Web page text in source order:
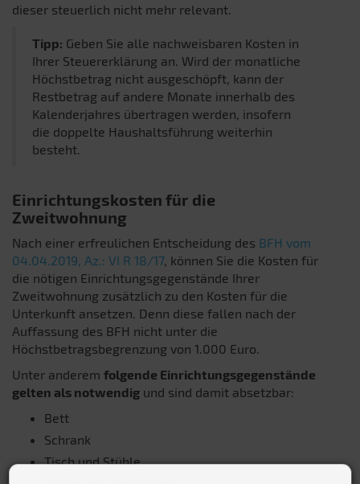
dieser steuerlich nicht mehr relevant.
Tipp: Geben Sie alle nachweisbaren Kosten in
Ihrer Steuererklärung an. Wird der monatliche
Höchstbetrag nicht ausgeschöpft, kann der
Restbetrag auf andere Monate innerhalb des
Kalenderjahres übertragen werden, insofern
die doppelte Haushaltsführung weiterhin
besteht.
Einrichtungskosten für die
Zweitwohnung
Nach einer erfreulichen Entscheidung des BFH vom
04.04.2019, Az.: VI R 18/17, können Sie die Kosten für
die nötigen Einrichtungsgegenstände Ihrer
Zweitwohnung zusätzlich zu den Kosten für die
Unterkunft ansetzen. Denn diese fallen nach der
Auffassung des BFH nicht unter die
Höchstbetragsbegrenzung von 1.000 Euro.
Unter anderem folgende Einrichtungsgegenstände
gelten als notwendig und sind damit absetzbar:
Bett
Schrank
Tisch und Stühle